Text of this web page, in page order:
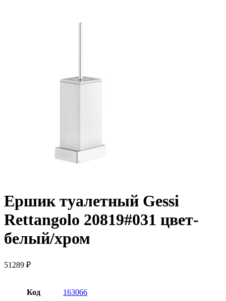
Ершик туалетный Gessi
Rettangolo 20819#031 цвет-
белый/хром
51289 ₽
Код 163066